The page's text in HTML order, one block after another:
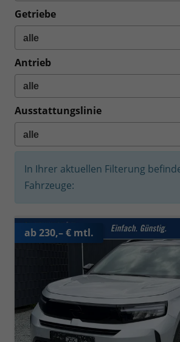
Getriebe
Antrieb
Ausstattungslinie
In Ihrer aktuellen Filterung
Fahrzeuge:
ab 230,– € mtl.